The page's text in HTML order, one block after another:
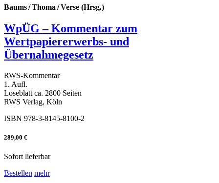
Baums / Thoma / Verse (Hrsg.)
WpÜG – Kommentar zum
Wertpapiererwerbs- und
Übernahmegesetz
RWS-Kommentar
1. Aufl.
Loseblatt ca. 2800 Seiten
RWS Verlag, Köln
ISBN 978-3-8145-8100-2
289,00 €
Sofort lieferbar
Bestellen mehr